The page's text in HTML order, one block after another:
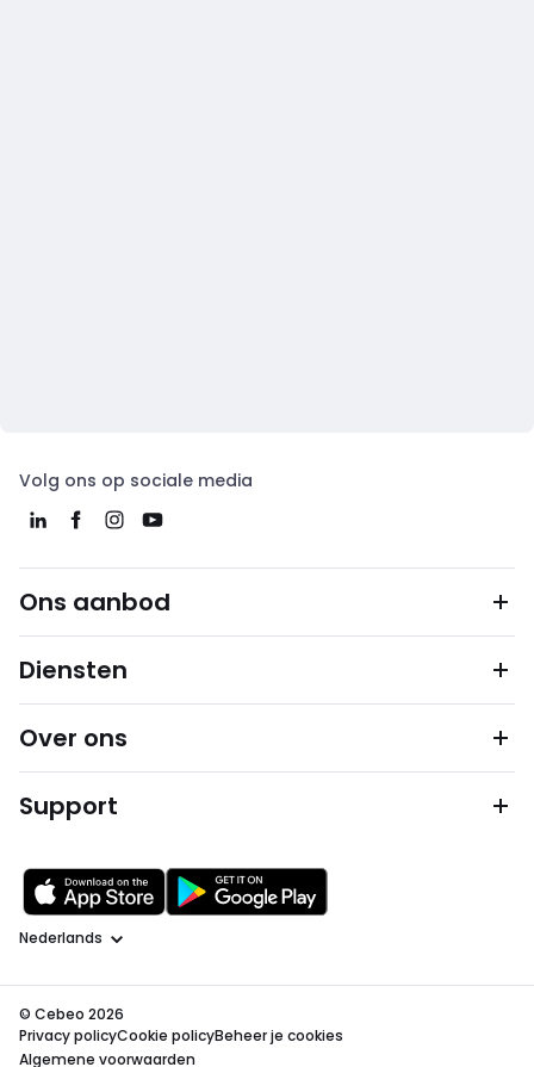
Volg ons op sociale media
Ons aanbod
Diensten
Over ons
Support
Taal
© Cebeo 2026
Privacy policyCookie policyBeheer je cookies
Algemene voorwaarden